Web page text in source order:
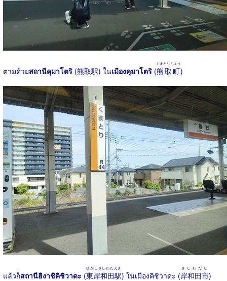
ตามด้วยสถานีคุมาโตริ (熊取駅) ในเมืองคุมาโตริ (熊取町
くまとりちょう
)
แล้วก็สถานีฮิงาชิคิชิวาดะ (東岸和田駅
ひがしきしわだえき
) ในเมืองคิชิวาดะ (岸和田市
きしわだし
)